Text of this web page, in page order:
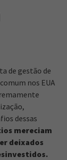
de gestão de
nos EUA
dessas
mereciam
deixados